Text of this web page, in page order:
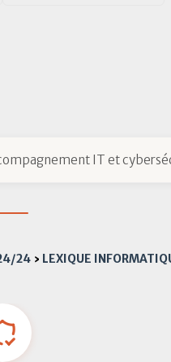
IT et
24 › LEXIQUE